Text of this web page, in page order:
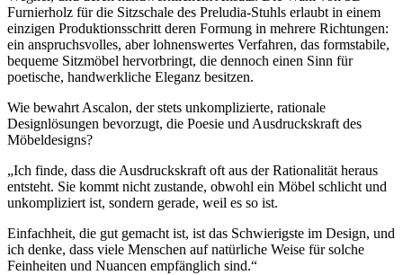
Furnierholz für die Sitzschale des Preludia-Stuhls erlaubt in einem
einzigen Produktionsschritt deren Formung in mehrere Richtungen:
ein anspruchsvolles, aber lohnenswertes Verfahren, das formstabile,
bequeme Sitzmöbel hervorbringt, die dennoch einen Sinn für
poetische, handwerkliche Eleganz besitzen.
Wie bewahrt Ascalon, der stets unkomplizierte, rationale
Designlösungen bevorzugt, die Poesie und Ausdruckskraft des
Möbeldesigns?
„Ich finde, dass die Ausdruckskraft oft aus der Rationalität heraus
entsteht. Sie kommt nicht zustande, obwohl ein Möbel schlicht und
unkompliziert ist, sondern gerade, weil es so ist.
Einfachheit, die gut gemacht ist, ist das Schwierigste im Design, und
ich denke, dass viele Menschen auf natürliche Weise für solche
Feinheiten und Nuancen empfänglich sind.“